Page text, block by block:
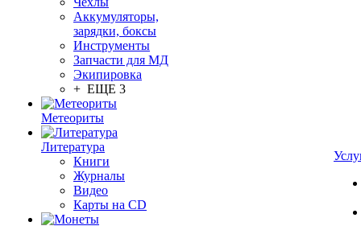
Аккумуляторы,
зарядки, боксы
Инструменты
Запчасти для МД
Экипировка
+ ЕЩЕ 3
Метеориты
Литература
Книги
Журналы
Видео
Карты на CD